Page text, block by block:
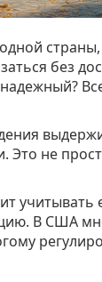
без
Это не
учитывать
В США